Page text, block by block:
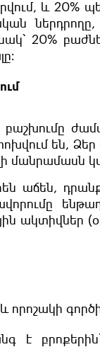
և 20%
20%
բաշխումը
են, Ձեր
մանրամասն
աճեն,
է